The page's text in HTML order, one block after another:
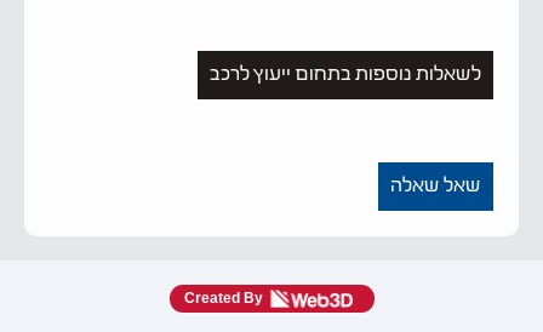
לשאלות נוספות בתחום ייעוץ לרכב
שאל שאלה
Created By